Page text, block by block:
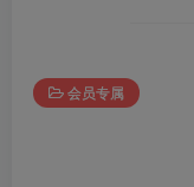
会员专属